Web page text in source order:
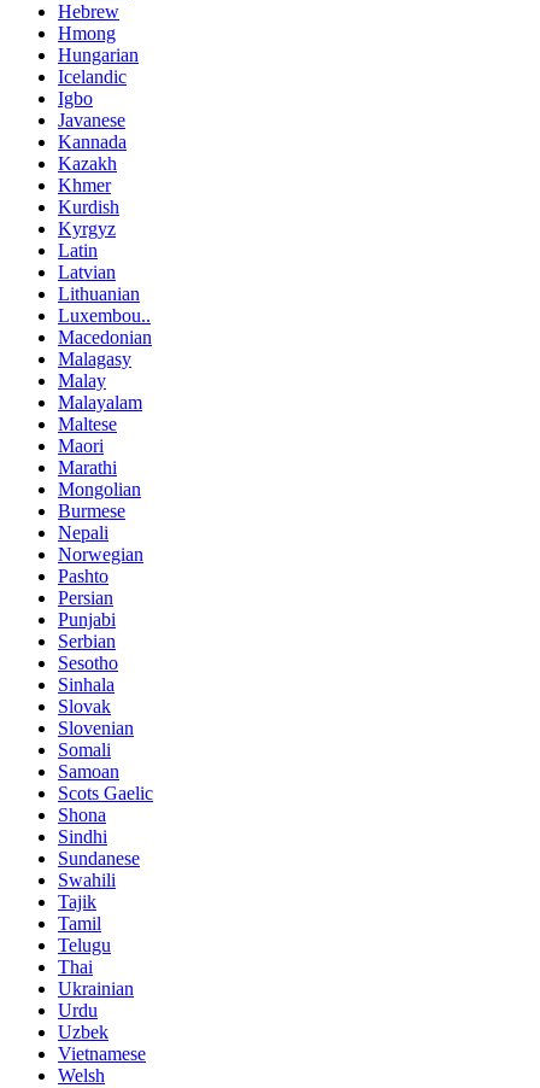
Hebrew
Hmong
Hungarian
Icelandic
Igbo
Javanese
Kannada
Kazakh
Khmer
Kurdish
Kyrgyz
Latin
Latvian
Lithuanian
Luxembou..
Macedonian
Malagasy
Malay
Malayalam
Maltese
Maori
Marathi
Mongolian
Burmese
Nepali
Norwegian
Pashto
Persian
Punjabi
Serbian
Sesotho
Sinhala
Slovak
Slovenian
Somali
Samoan
Scots Gaelic
Shona
Sindhi
Sundanese
Swahili
Tajik
Tamil
Telugu
Thai
Ukrainian
Urdu
Uzbek
Vietnamese
Welsh